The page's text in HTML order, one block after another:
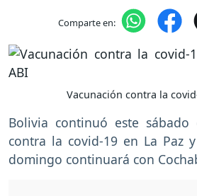
Comparte en:
Vacunación contra la
Bolivia continuó este sábado
contra la covid-19 en La Paz
domingo continuará con